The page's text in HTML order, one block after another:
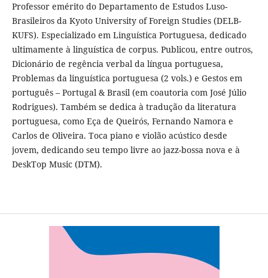
Professor emérito do Departamento de Estudos Luso-
Brasileiros da Kyoto University of Foreign Studies (DELB-
KUFS). Especializado em Linguística Portuguesa, dedicado
ultimamente à linguística de corpus. Publicou, entre outros,
Dicionário de regência verbal da língua portuguesa,
Problemas da linguística portuguesa (2 vols.) e Gestos em
português – Portugal & Brasil (em coautoria com José Júlio
Rodrigues). Também se dedica à tradução da literatura
portuguesa, como Eça de Queirós, Fernando Namora e
Carlos de Oliveira. Toca piano e violão acústico desde
jovem, dedicando seu tempo livre ao jazz-bossa nova e à
DeskTop Music (DTM).